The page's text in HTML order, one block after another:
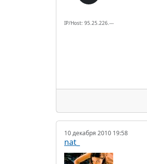
IP/Host: 95.25.226.---
10 декабря 2010 19:58
nat_